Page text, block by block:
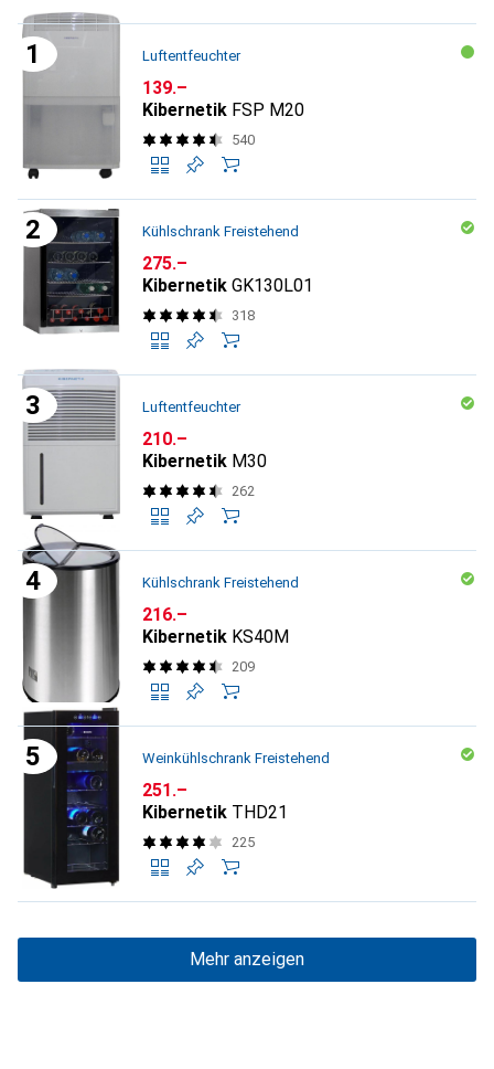
Luftentfeuchter
CHF
139.–
Kibernetik FSP M20
540
Kühlschrank Freistehend
CHF
275.–
Kibernetik GK130L01
318
Luftentfeuchter
CHF
210.–
Kibernetik M30
262
Kühlschrank Freistehend
CHF
216.–
Kibernetik KS40M
209
Weinkühlschrank Freistehend
CHF
251.–
Kibernetik THD21
225
Mehr anzeigen